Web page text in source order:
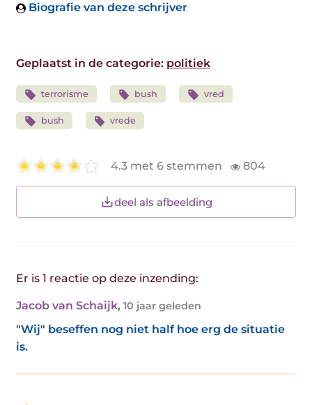
Biografie van deze schrijver
Geplaatst in de categorie: politiek
terrorisme bush vred
bush vrede
4.3 met 6 stemmen 804
deel als afbeelding
Er is 1 reactie op deze inzending:
Jacob van Schaijk, 10 jaar geleden
"Wij" beseffen nog niet half hoe erg de situatie
is.